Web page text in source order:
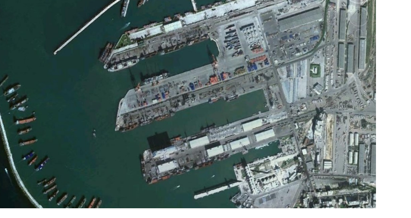
وفي هذا السياق، قال الكاتب والباحث السياسي الفلسطيني جمال زقوت في حديث لـ”سكاي نيوز
عربية”:
حماس ليست عقبة في المفاوضات وأي حديث من هذا القبيل تجني على الموقف الفلسطيني.
المعضلة الأساسية هي أن نتنياهو يعرض المجتمع الإسرائيلي والمنطقة للخطر.
حماس وافقت على الإطار الرئيسي الذي قدمه جو بايدن وقالت إنها وافقت على تصورات يوليو.
حماس تدرك أن وقف إطلاق النار مصلحة لفلسطين والمنطقة.
برنامج نتنياهو لا يريد السلام في المنطقة، وهو من سمح ببقاء حماس في الحكم.
حماس منذ ديسمبر قدمت لمصر رأيا يقول إنها مستعدة لحكومة وفاق وطني تمهيدا لإجراء انتخابات بعد ثلاث
أو أربع سنوات.
الجدية تقتضي أن يجري توافق على حكومة وفاق وطني.
الأمن الإسرائيلي يقول أنه لا يوجد سبب أمني للتواجد في محوار فيلادلفيا، ونتنياهو لا يريد الإصغاء.
SkyNewsArabia